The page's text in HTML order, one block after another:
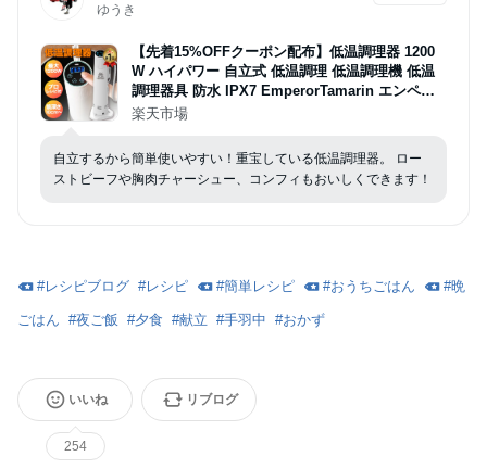
ゆうき
【先着15%OFFクーポン配布】低温調理器 1200
W ハイパワー 自立式 低温調理 低温調理機 低温
調理器具 防水 IPX7 EmperorTamarin エンペラ
ータマリン スロークッカー タイマー 温度設定 タ
ーフ レシピ キッチン家電 ギフト
楽天市場
自立するから簡単使いやすい！重宝している低温調理器。 ロー
ストビーフや胸肉チャーシュー、コンフィもおいしくできます！
#レシピブログ #レシピ #簡単レシピ #おうちごはん #晩
ごはん #夜ご飯 #夕食 #献立 #手羽中 #おかず
いいね
254
リブログ